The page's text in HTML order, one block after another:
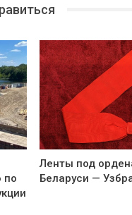
по
Ленты под
Беларуси —